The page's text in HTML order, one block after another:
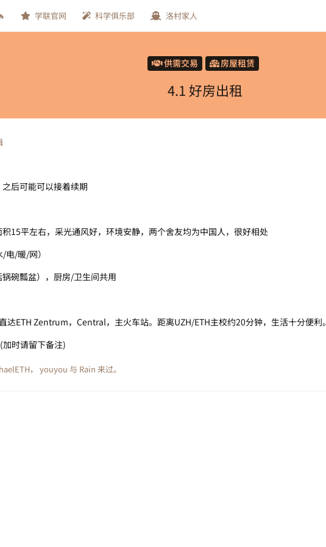
学联官网 科学俱乐部 洛村家人
供需交易 房屋租赁
4.1 好房出租
后可能可以接着续期
15平左右，采光通风好，环境安静，两个舍友均为中国人，很好相处
/暖/网）
碗瓢盆），厨房/卫生间共用
达ETH Zentrum，Central，主火车站。距离UZH/ETH主校约20分钟，生活十分便利。
时请留下备注)
， youyou 与 Rain 来过。